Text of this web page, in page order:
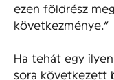
ezen földrész
következménye.”
Ha tehát egy
sora következett